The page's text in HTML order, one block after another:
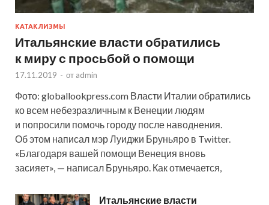
КАТАКЛИЗМЫ
Итальянские власти обратились
к миру с просьбой о помощи
17.11.2019 - от admin
Фото: globallookpress.com Власти Италии обратились
ко всем небезразличным к Венеции людям
и попросили помочь городу после наводнения.
Об этом написал мэр Луиджи Бруньяро в Twitter.
«Благодаря вашей помощи Венеция вновь
засияет», — написал Бруньяро. Как отмечается,
Итальянские власти